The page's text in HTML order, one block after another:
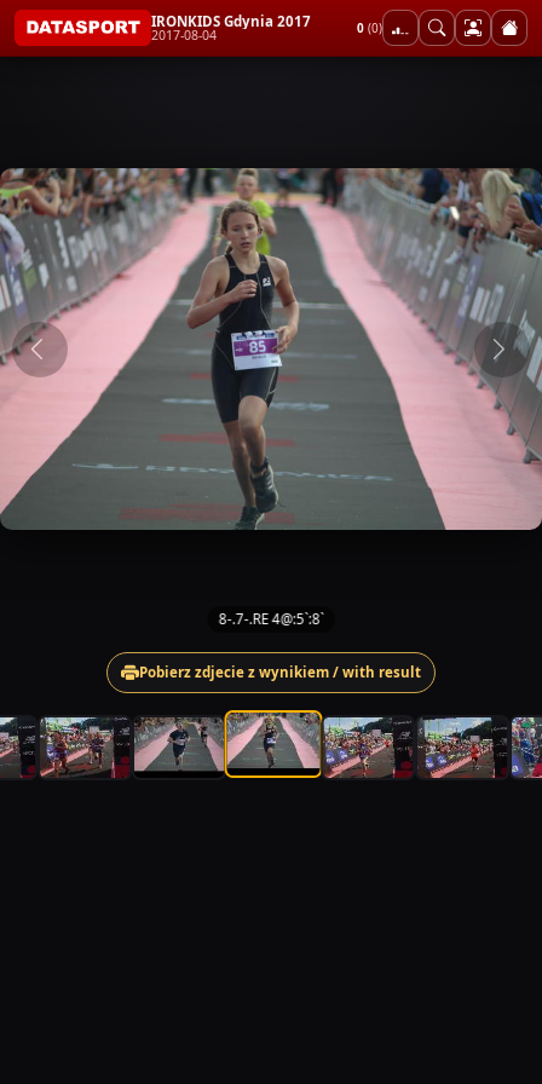
IRONKIDS Gdynia 2017
2017-08-04 0 (0)
8-.7-.RE 4@:5`:8`
Pobierz zdjecie z wynikiem / with result